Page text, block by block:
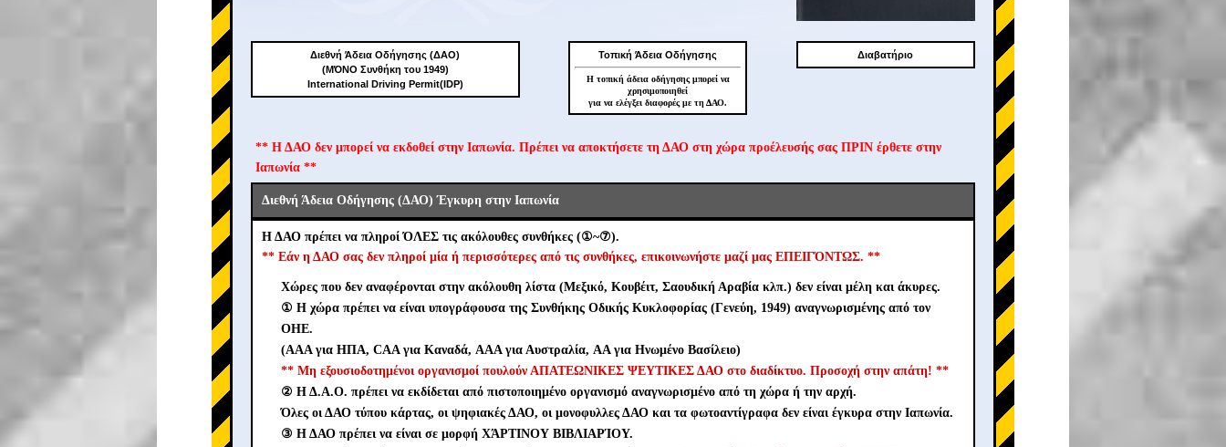
Διεθνή Άδεια Οδήγησης (ΔΑΟ)
(ΜΌΝΟ Συνθήκη του 1949)
International Driving Permit(IDP)
Τοπική Άδεια Οδήγησης
Η τοπική άδεια οδήγησης μπορεί να
χρησιμοποιηθεί
για να ελέγξει διαφορές με τη ΔΑΟ.
Διαβατήριο
** Η ΔΑΟ δεν μπορεί να εκδοθεί στην Ιαπωνία. Πρέπει να αποκτήσετε τη ΔΑΟ στη χώρα προέλευσής σας ΠΡΙΝ έρθετε στην
Ιαπωνία **
Διεθνή Άδεια Οδήγησης (ΔΑΟ) Έγκυρη στην Ιαπωνία
Η ΔΑΟ πρέπει να πληροί ΌΛΕΣ τις ακόλουθες συνθήκες (①~⑦).
** Εάν η ΔΑΟ σας δεν πληροί μία ή περισσότερες από τις συνθήκες, επικοινωνήστε μαζί μας ΕΠΕΙΓΌΝΤΩΣ. **
Χώρες που δεν αναφέρονται στην ακόλουθη λίστα (Μεξικό, Κουβέιτ, Σαουδική Αραβία κλπ.) δεν είναι μέλη και άκυρες.
① Η χώρα πρέπει να είναι υπογράφουσα της Συνθήκης Οδικής Κυκλοφορίας (Γενεύη, 1949) αναγνωρισμένης από τον
ΟΗΕ.
(AAA για ΗΠΑ, CAA για Καναδά, AAA για Αυστραλία, AA για Ηνωμένο Βασίλειο)
** Μη εξουσιοδοτημένοι οργανισμοί πουλούν ΑΠΑΤΕΩΝΙΚΕΣ ΨΕΥΤΙΚΕΣ ΔΑΟ στο διαδίκτυο. Προσοχή στην απάτη! **
② Η Δ.Α.Ο. πρέπει να εκδίδεται από πιστοποιημένο οργανισμό αναγνωρισμένο από τη χώρα ή την αρχή.
Όλες οι ΔΑΟ τύπου κάρτας, οι ψηφιακές ΔΑΟ, οι μονοφυλλες ΔΑΟ και τα φωτοαντίγραφα δεν είναι έγκυρα στην Ιαπωνία.
③ Η ΔΑΟ πρέπει να είναι σε μορφή ΧΆΡΤΙΝΟΥ ΒΙΒΛΙΑΡΊΟΥ.